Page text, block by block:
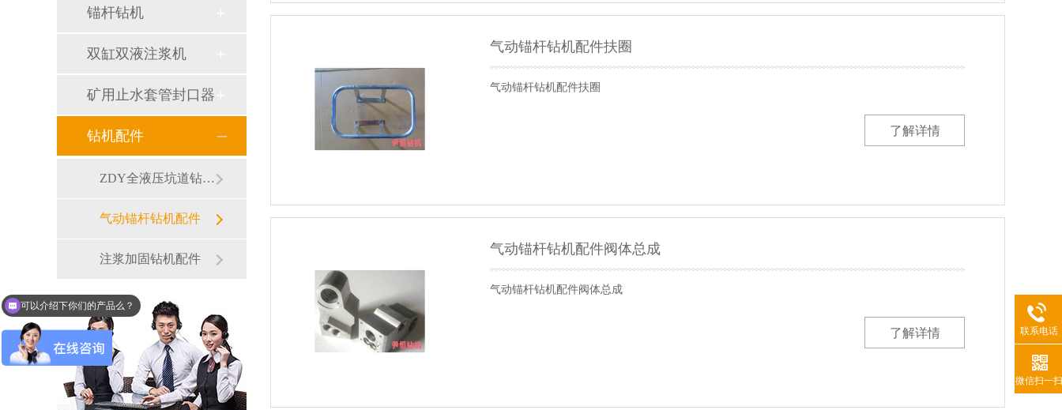
气动锚杆钻机配件扶圈
气动锚杆钻机配件扶圈
了解详情
气动锚杆钻机配件阀体总成
气动锚杆钻机配件阀体总成
了解详情
锚杆钻机
双缸双液注浆机
矿用止水套管封口器
钻机配件
ZDY全液压坑道钻机配件
气动锚杆钻机配件
注浆加固钻机配件
联系电话
微信扫一扫
你们是怎么收费的呢？